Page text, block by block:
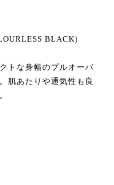
BLACK)
トな身幅のプルオーバ
肌あたりや通気性も良